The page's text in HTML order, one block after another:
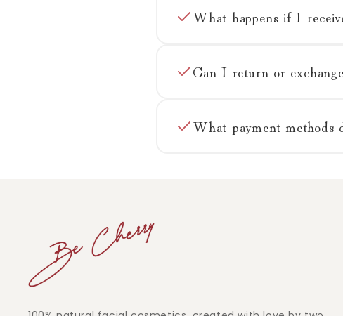
What happens if I
Can I return or
What payment methods